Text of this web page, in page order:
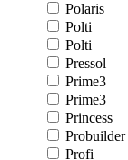
Polaris
Polti
Polti
Pressol
Prime3
Prime3
Princess
Probuilder
Profi